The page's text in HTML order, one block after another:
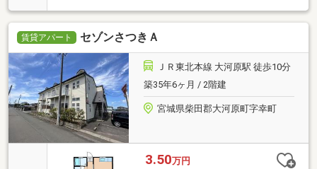
賃貸アパート セゾンさつきＡ
ＪＲ東北本線 大河原駅 徒歩10分
築35年6ヶ月 / 2階建
宮城県柴田郡大河原町字幸町
3.50万円